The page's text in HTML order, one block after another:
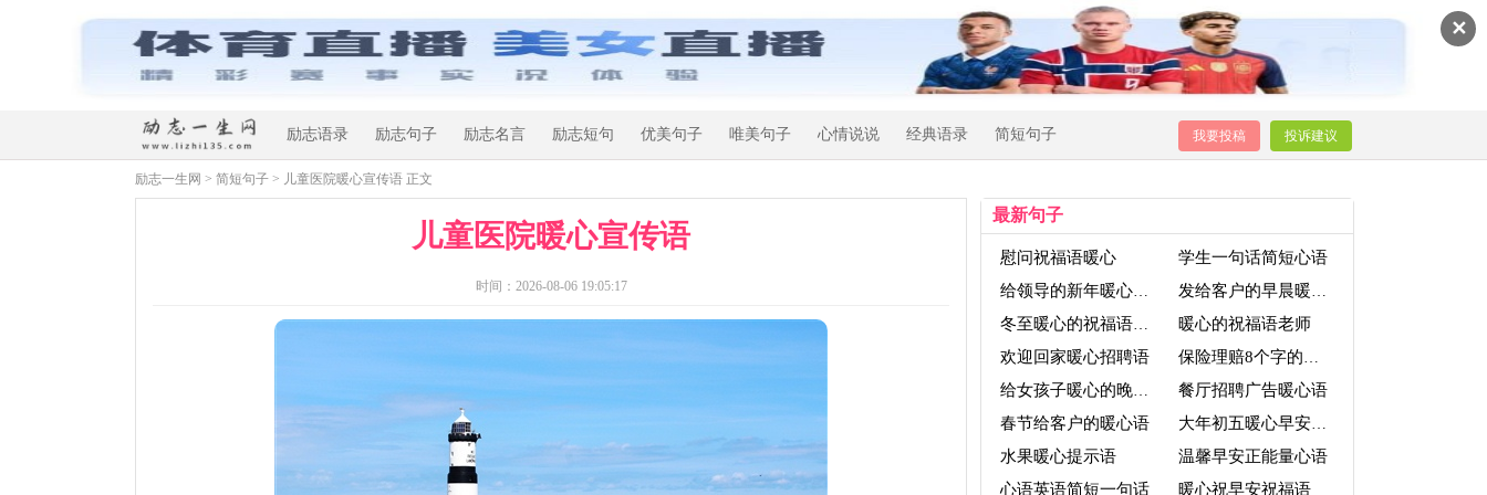
✕
励志语录 励志句子 励志名言 励志短句 优美句子 唯美句子 心情说说 经典语录 简短句子 我要投稿 投诉建议
励志一生网 > 简短句子 > 儿童医院暖心宣传语 正文
儿童医院暖心宣传语
时间：2026-08-06 19:05:17
最新句子
慰问祝福语暖心 学生一句话简短心语
给领导的新年暖心祝福语
冬至暖心的祝福语幼儿园
暖心的祝福语老师
欢迎回家暖心招聘语
给女孩子暖心的晚安问候语
餐厅招聘广告暖心语
春节给客户的暖心语
大年初五暖心早安问候语
水果暖心提示语
温馨早安正能量心语
心语英语简短一句话
暖心祝早安祝福语